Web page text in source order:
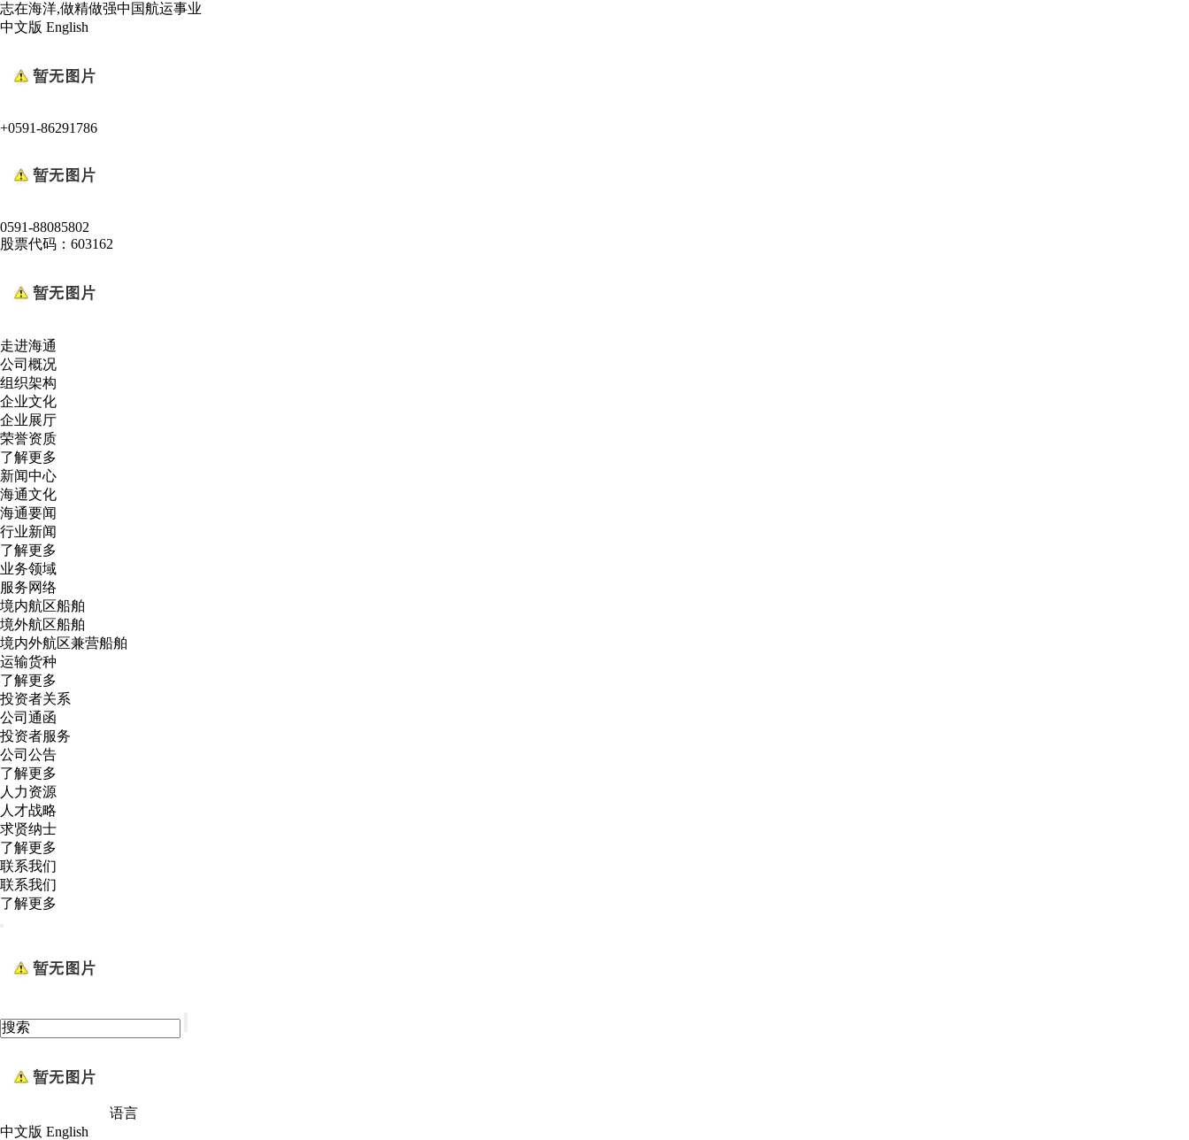
志在海洋,做精做强中国航运事业
中文版 English
+0591-86291786
0591-88085802
股票代码：603162
走进海通
公司概况
组织架构
企业文化
企业展厅
荣誉资质
了解更多
新闻中心
海通文化
海通要闻
行业新闻
了解更多
业务领域
服务网络
境内航区船舶
境外航区船舶
境内外航区兼营船舶
运输货种
了解更多
投资者关系
公司通函
投资者服务
公司公告
了解更多
人力资源
人才战略
求贤纳士
了解更多
联系我们
联系我们
了解更多
语言
中文版 English